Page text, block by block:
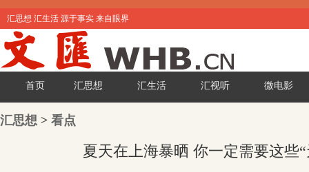
汇思想 汇生活 源于事实 来自眼界
首页 汇思想 汇生活 汇视听 微电影
汇思想 > 看点
夏天在上海暴晒 你一定需要这些